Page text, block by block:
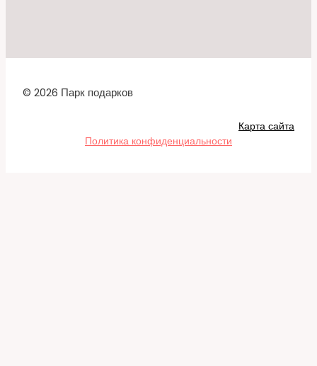
© 2026 Парк подарков
Карта сайта
Политика конфиденциальности